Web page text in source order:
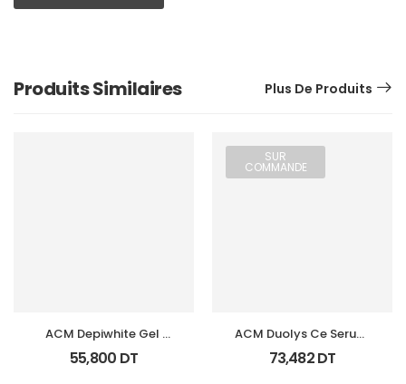
Produits Similaires Plus De Produits
ACM Depiwhite Gel
Contour Yeux Tb 15Ml
55,800 DT
SUR
COMMANDE
ACM Duolys Ce Serum
Intensif Anti Oxydant
15Ml
73,482DT